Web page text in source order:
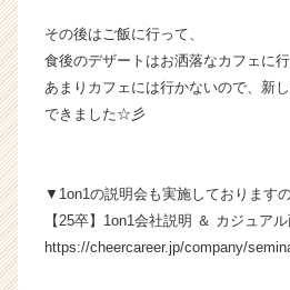
届
く
就
ト
チ
ア
キ
その後はご飯に行って、
食後のデザートはお洒落なカフェに
あまりカフェには行かないので、新
できました☆彡
▼1on1の説明会も実施しております
【25卒】1on1会社説明 ＆ カジュア
https://cheercareer.jp/company/